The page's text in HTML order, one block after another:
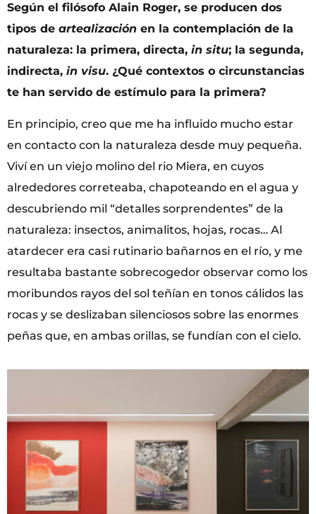
Según el filósofo Alain Roger, se producen dos
tipos de artealización en la contemplación de la
naturaleza: la primera, directa, in situ; la segunda,
indirecta, in visu. ¿Qué contextos o circunstancias
te han servido de estímulo para la primera?
En principio, creo que me ha influido mucho estar
en contacto con la naturaleza desde muy pequeña.
Viví en un viejo molino del rio Miera, en cuyos
alrededores correteaba, chapoteando en el agua y
descubriendo mil “detalles sorprendentes” de la
naturaleza: insectos, animalitos, hojas, rocas… Al
atardecer era casi rutinario bañarnos en el río, y me
resultaba bastante sobrecogedor observar como los
moribundos rayos del sol teñían en tonos cálidos las
rocas y se deslizaban silenciosos sobre las enormes
peñas que, en ambas orillas, se fundían con el cielo.